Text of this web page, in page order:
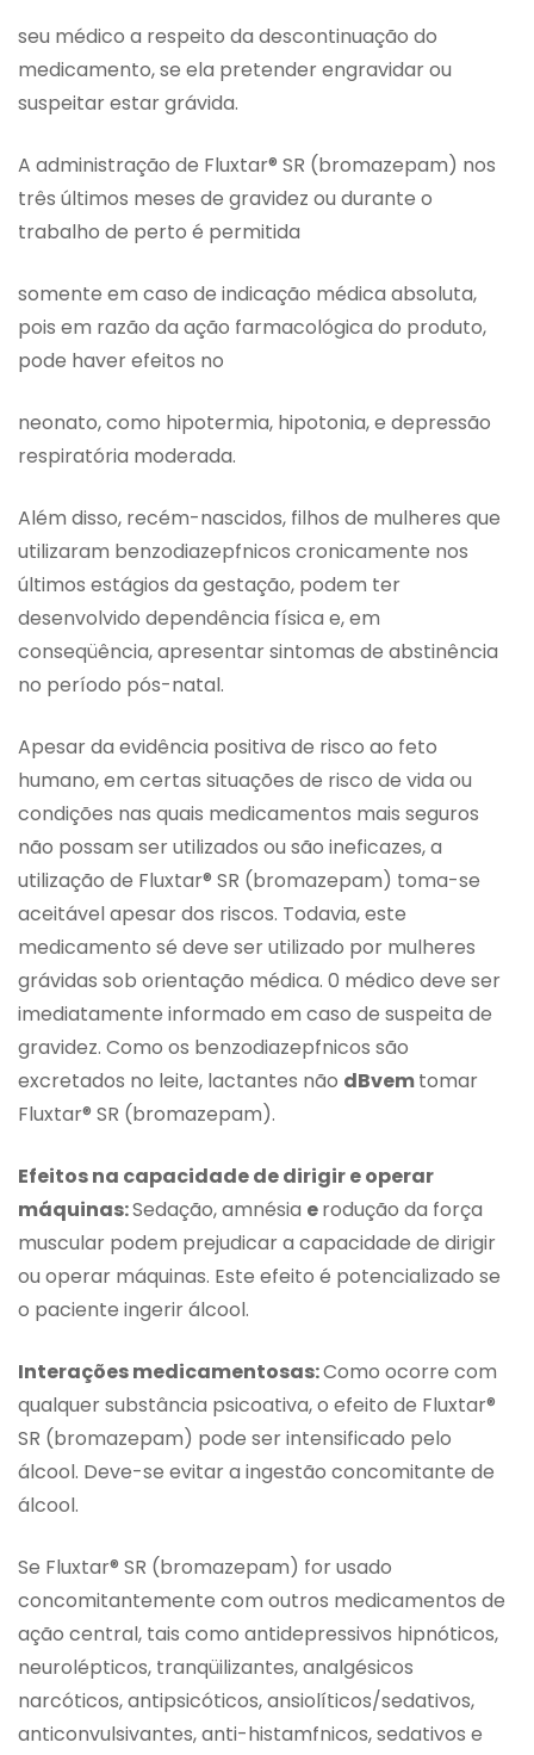
seu médico a respeito da descontinuação do
medicamento, se ela pretender engravidar ou
suspeitar estar grávida.
A administração de Fluxtar® SR (bromazepam) nos
três últimos meses de gravidez ou durante o
trabalho de perto é permitida
somente em caso de indicação médica absoluta,
pois em razão da ação farmacológica do produto,
pode haver efeitos no
neonato, como hipotermia, hipotonia, e depressão
respiratória moderada.
Além disso, recém-nascidos, filhos de mulheres que
utilizaram benzodiazepfnicos cronicamente nos
últimos estágios da gestação, podem ter
desenvolvido dependência física e, em
conseqüência, apresentar sintomas de abstinência
no período pós-natal.
Apesar da evidência positiva de risco ao feto
humano, em certas situações de risco de vida ou
condições nas quais medicamentos mais seguros
não possam ser utilizados ou são ineficazes, a
utilização de Fluxtar® SR (bromazepam) toma-se
aceitável apesar dos riscos. Todavia, este
medicamento sé deve ser utilizado por mulheres
grávidas sob orientação médica. 0 médico deve ser
imediatamente informado em caso de suspeita de
gravidez. Como os benzodiazepfnicos são
excretados no leite, lactantes não dBvemtomar
Fluxtar® SR (bromazepam).
Efeitos na capacidade de dirigir e operar
máquinas:Sedação, amnésia erodução da força
muscular podem prejudicar a capacidade de dirigir
ou operar máquinas. Este efeito é potencializado se
o paciente ingerir álcool.
Interações medicamentosas:Como ocorre com
qualquer substância psicoativa, o efeito de Fluxtar®
SR (bromazepam) pode ser intensificado pelo
álcool. Deve-se evitar a ingestão concomitante de
álcool.
Se Fluxtar® SR (bromazepam) for usado
concomitantemente com outros medicamentos de
ação central, tais como antidepressivos hipnóticos,
neurolépticos, tranqüilizantes, analgésicos
narcóticos, antipsicóticos, ansiolíticos/sedativos,
anticonvulsivantes, anti-histamfnicos, sedativos e